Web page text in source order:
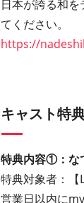
日本が誇る和
てください。
https://
キャスト特
特典内容①：な
特典対象者：【
営業日以内に